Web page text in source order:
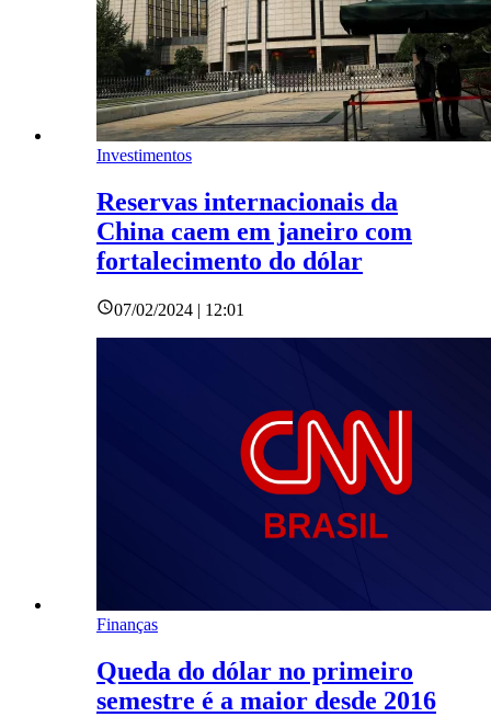
Investimentos
Reservas internacionais da
China caem em janeiro com
fortalecimento do dólar
07/02/2024 | 12:01
Finanças
Queda do dólar no primeiro
semestre é a maior desde 2016